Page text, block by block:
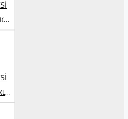
6,5-8 MM OYNAR BAŞLIKLI HALAT ŞİŞESİ
9-11 MM OYNAR BAŞLIKLI HALAT ŞİŞESİ